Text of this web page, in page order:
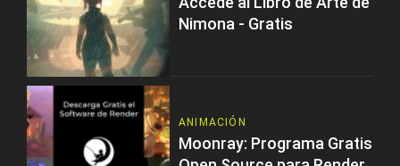
Nimona - Gratis
ANIMACIÓN
Moonray: Programa Gratis